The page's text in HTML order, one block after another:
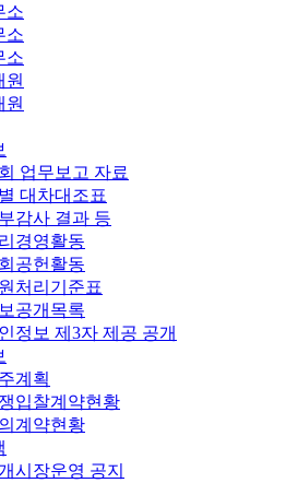
소
소
소
원
원
업무보고 자료
대차대조표
감사 결과 등
경영활동
공헌활동
처리기준표
공개목록
정보 제3자 제공 공개
계획
입찰계약현황
계약현황
시장운영 공지